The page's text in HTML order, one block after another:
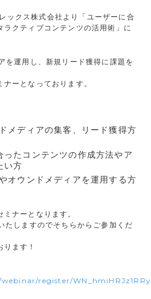
ックス株式会社より「ユーザーに合
クティブコンテンツの活用術」に
を運用し、新規リード獲得に課題を
ーとなっております。
メディアの集客、リード獲得方
たコンテンツの作成方法やア
い方
オウンドメディアを運用する方
ナーとなります。
たしますのでそちらからご参加くだ
ます！
register/